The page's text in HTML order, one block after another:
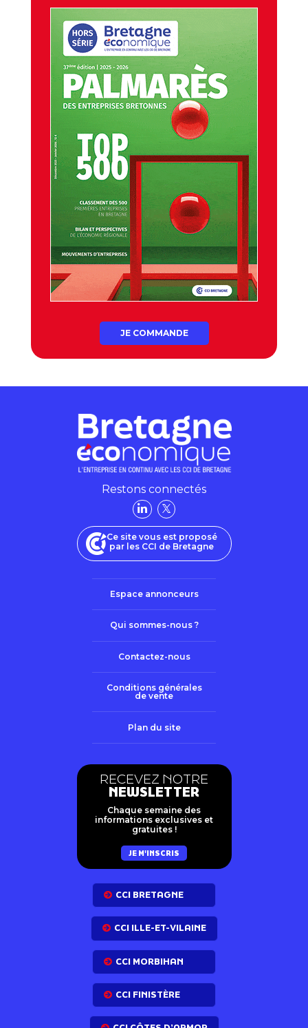
JE COMMANDE
Restons connectés
Ce site vous est proposé
par les CCI de Bretagne
Espace annonceurs
Qui sommes-nous ?
Contactez-nous
Conditions générales
de vente
Plan du site
RECEVEZ NOTRE
NEWSLETTER
Chaque semaine des
informations exclusives et
gratuites !
JE M'INSCRIS
CCI BRETAGNE
CCI ILLE-ET-VILAINE
CCI MORBIHAN
CCI FINISTÈRE